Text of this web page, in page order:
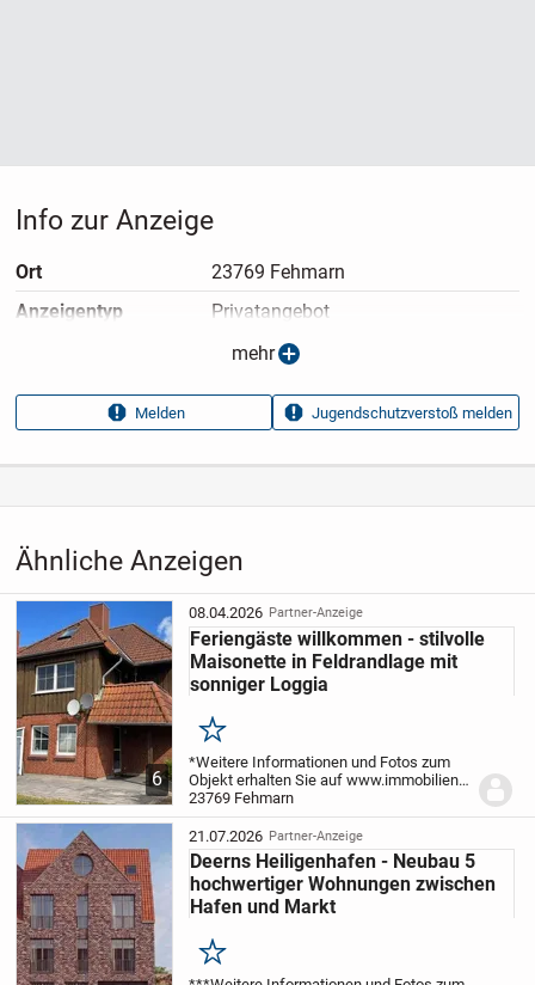
Ähnliche Anzeigen
6
08.04.2026 Partner-Anzeige
Feriengäste willkommen - stilvolle
Maisonette in Feldrandlage mit
sonniger Loggia
Merken
*Weitere Informationen und Fotos zum
Objekt erhalten Sie auf www.immobilien-
fuxx.de.***
23769 Fehmarn
21.07.2026 Partner-Anzeige
Deerns Heiligenhafen - Neubau 5
hochwertiger Wohnungen zwischen
Hafen und Markt
Merken
Info zur Anzeige
Ort
23769 Fehmarn
Anzeigen­typ
Privatangebot
26.01.2026
Anzeigen­kennung
ff172bf7
Aufrufe dieser
15
mehr
Melden Jugendschutzverstoß melden